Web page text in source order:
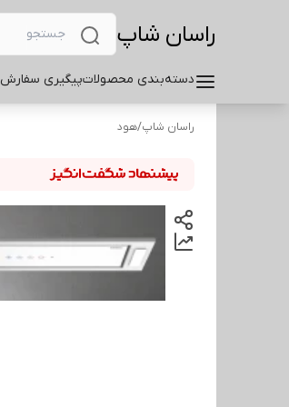
راسان شاپ
دسته‌بندی محصولاتپیگیری سفارش
راسان شاپ/هود